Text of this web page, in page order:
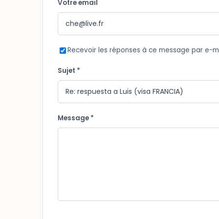
Votre email
Recevoir les réponses à ce message par e-
Sujet *
Message *